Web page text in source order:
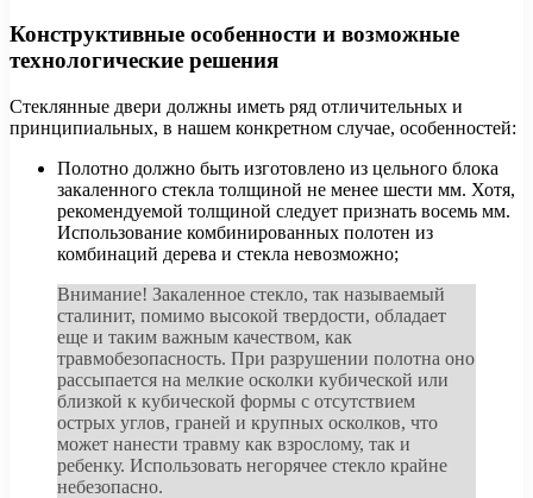
Конструктивные особенности и возможные
технологические решения
Стеклянные двери должны иметь ряд отличительных и
принципиальных, в нашем конкретном случае, особенностей:
Полотно должно быть изготовлено из цельного блока
закаленного стекла толщиной не менее шести мм. Хотя,
рекомендуемой толщиной следует признать восемь мм.
Использование комбинированных полотен из
комбинаций дерева и стекла невозможно;
Внимание! Закаленное стекло, так называемый
сталинит, помимо высокой твердости, обладает
еще и таким важным качеством, как
травмобезопасность. При разрушении полотна оно
рассыпается на мелкие осколки кубической или
близкой к кубической формы с отсутствием
острых углов, граней и крупных осколков, что
может нанести травму как взрослому, так и
ребенку. Использовать негорячее стекло крайне
небезопасно.